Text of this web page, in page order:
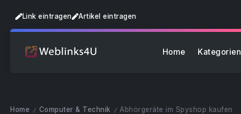
Link eintragen Artikel eintragen
Home Kategorien
Home / Computer & Technik / Abhörgeräte im Spyshop kaufen